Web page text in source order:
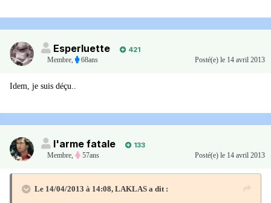
Esperluette
421
Membre, 68ans Posté(e) le 14 avril 2013
Idem, je suis déçu..
l'arme fatale
133
Membre, 57ans Posté(e) le 14 avril 2013
Le 14/04/2013 à 14:08, LAKLAS a dit :